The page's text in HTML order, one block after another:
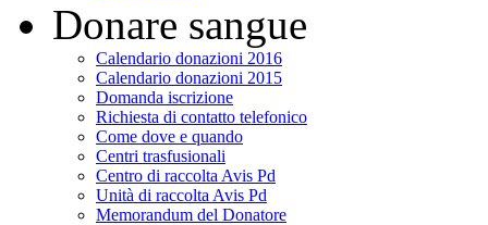
Donare sangue
Calendario donazioni 2016
Calendario donazioni 2015
Domanda iscrizione
Richiesta di contatto telefonico
Come dove e quando
Centri trasfusionali
Centro di raccolta Avis Pd
Unità di raccolta Avis Pd
Memorandum del Donatore